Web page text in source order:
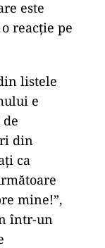
este
reacție pe
listele
e
din
ca
mine!”,
într-un